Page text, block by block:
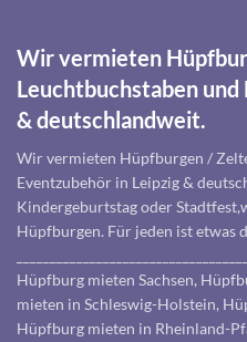
Wir vermieten
Leuchtbuchstaben
& deutschlandweit.
Wir vermieten Hüpfburgen /
Eventzubehör in Leipzig &
Kindergeburtstag oder
Hüpfburgen. Für jeden ist etwas
Hüpfburg mieten Sachsen,
mieten in Schleswig-Holstein,
Hüpfburg mieten in Rheinland-